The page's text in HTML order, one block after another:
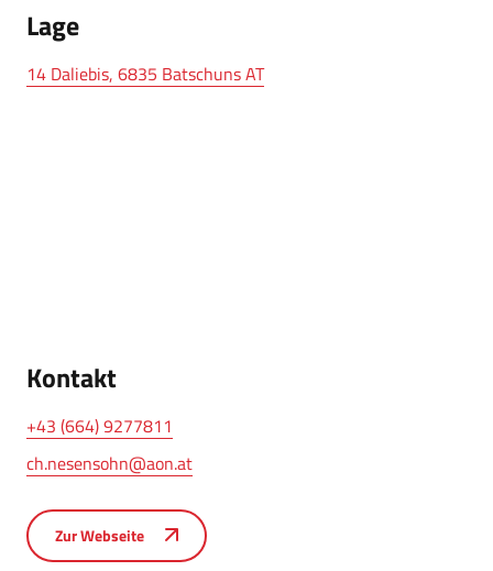
Lage
14 Daliebis, 6835 Batschuns AT
Kontakt
+43 (664) 9277811
ch.nesensohn@aon.at
Zur Webseite